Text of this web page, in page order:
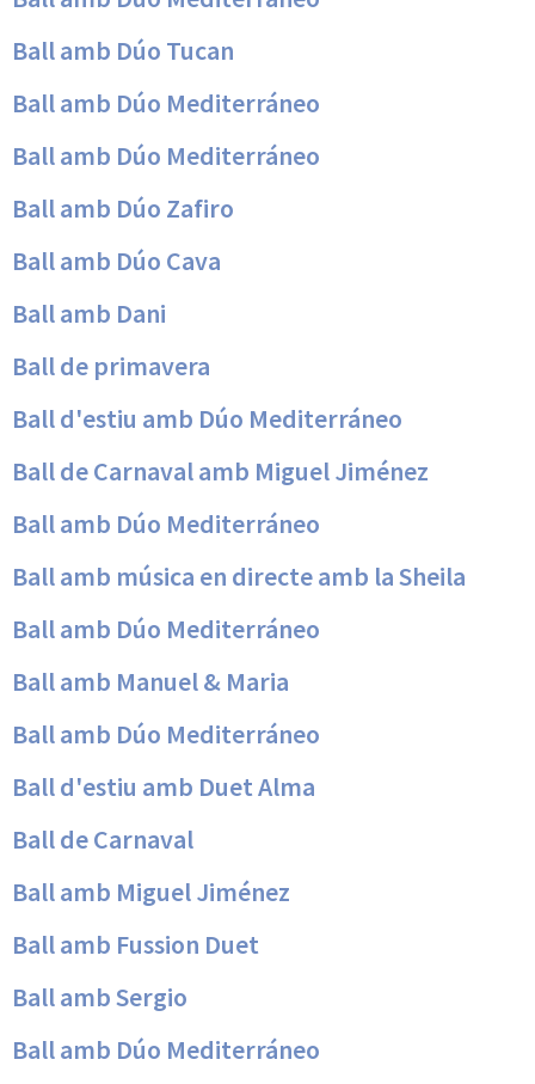
Ball amb Dúo Tucan
Ball amb Dúo Mediterráneo
Ball amb Dúo Mediterráneo
Ball amb Dúo Zafiro
Ball amb Dúo Cava
Ball amb Dani
Ball de primavera
Ball d'estiu amb Dúo Mediterráneo
Ball de Carnaval amb Miguel Jiménez
Ball amb Dúo Mediterráneo
Ball amb música en directe amb la Sheila
Ball amb Dúo Mediterráneo
Ball amb Manuel & Maria
Ball amb Dúo Mediterráneo
Ball d'estiu amb Duet Alma
Ball de Carnaval
Ball amb Miguel Jiménez
Ball amb Fussion Duet
Ball amb Sergio
Ball amb Dúo Mediterráneo